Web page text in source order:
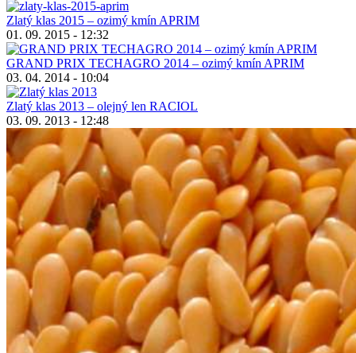
Zlatý klas 2015 – ozimý kmín APRIM
01. 09. 2015 - 12:32
GRAND PRIX TECHAGRO 2014 – ozimý kmín APRIM
03. 04. 2014 - 10:04
Zlatý klas 2013 – olejný len RACIOL
03. 09. 2013 - 12:48